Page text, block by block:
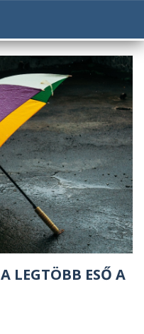
LEGTÖBB ESŐ A